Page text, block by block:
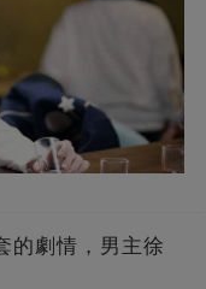
的劇情，男主徐